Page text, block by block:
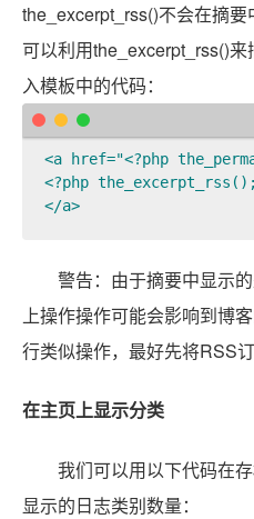
the_excerpt_rss()不会在摘
可以利用the_excerpt_rss()
入模板中的代码：
<a href="<?php
<?php
</a>
警告：由于摘要中显示
上操作操作可能会影响到博
行类似操作，最好先将RSS
在主页上显示分类
我们可以用以下代码在
显示的日志类别数量：